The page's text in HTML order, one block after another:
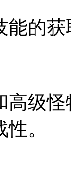
能的
高级
。